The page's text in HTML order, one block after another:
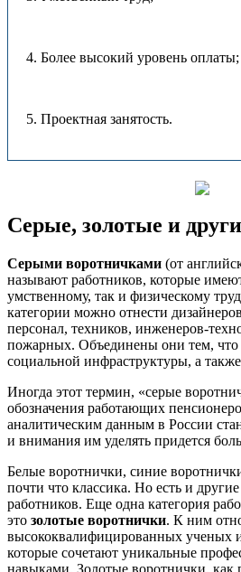
4. Более высокий уровень оплаты;
5. Проектная занятость.
Серые, золотые и
Серыми воротничками (от
называют работников, которые
умственному, так и физическому
категории можно отнести
персонал, техников, инженеров-
пожарных. Объединены они тем, что
социальной инфраструктуры, а
Иногда этот термин, «серые
обозначения работающих
аналитическим данным в России
и внимания им уделять придется
Белые воротнички, синие
почти что классика. Но есть и
работников. Еще одна категория
это золотые воротнички. К ним
высококвалифицированных ученых
которые сочетают уникальные
навыками. Золотые воротнички, как